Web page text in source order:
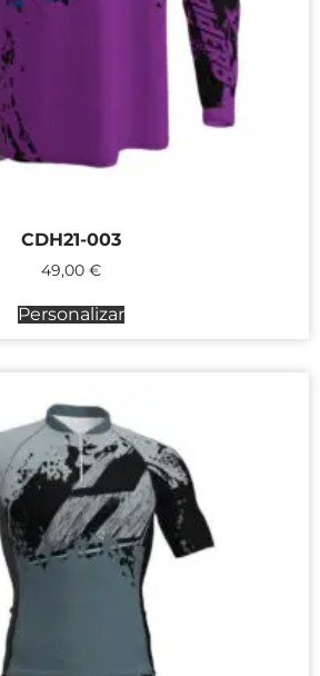
CDH21-003
49,00 €
Personalizar